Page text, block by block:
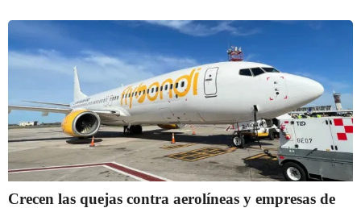
Crecen las quejas contra aerolíneas y empresas de